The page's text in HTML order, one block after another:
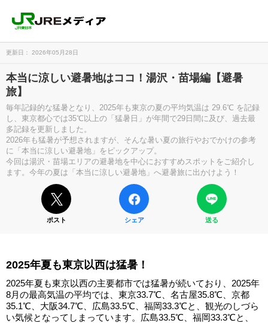
更新日： 2026年05月28日
本当に涼しい避暑地はココ！湯沢・苗場編【避暑
旅】
毎年記録的な猛暑となり、2025年も東京の夏の平均気温は 29.6℃ を記録
し、東京都心では35℃以上の「猛暑日」が年間で29日間に及び、過去最
多記録を更新しました。
2026年も猛暑が予想されますが、そんな暑い夏の旅行やおでかけの参考
に「本当に涼しい避暑地」をピックアップ。
今回は湯沢・苗場エリアの避暑地を中心におすすめスポットをご紹介し
ます。今年の夏は「本当に涼しい避暑地」へ避暑旅に出かけよう！
ポスト シェア 送る
2025年夏も東京以西は猛暑！
2025年夏も東京以西の主要都市では猛暑が続いており、2025年
8月の最高気温の平均では、東京33.7℃、名古屋35.8℃、京都
35.1℃、大阪34.7℃、広島33.5℃、福岡33.3℃と、観光のしづら
い気候となってしまっています。広島33.5℃、福岡33.3℃と、